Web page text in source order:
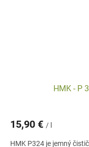
HMK - P
15,90 € / l
HMK P324 je jemný